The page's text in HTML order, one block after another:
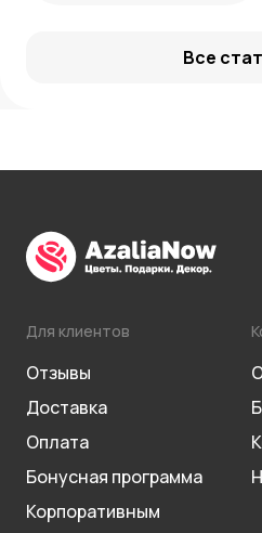
Все
Для клиентов
Отзывы
Доставка
Оплата
Бонусная программа
Корпоративным